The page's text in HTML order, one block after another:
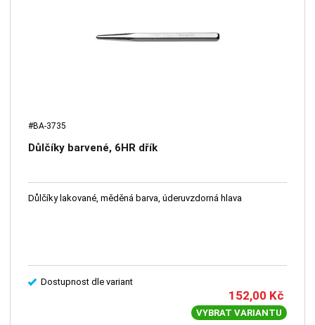
#BA-3735
Důlčíky barvené, 6HR dřík
Důlčíky lakované, měděná barva, úderuvzdorná hlava
Dostupnost dle variant
152,00 Kč
VYBRAT VARIANTU